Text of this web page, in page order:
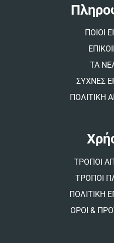
ΠΟΙΟΙ
ΤΑ
ΣΥΧΝΕΣ
ΠΟΛΙΤΙΚΗ
ΤΡΟΠΟΙ
ΤΡΟΠΟΙ
ΠΟΛΙΤΙΚΗ
ΟΡΟΙ &